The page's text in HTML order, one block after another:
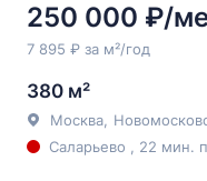
250 000 ₽/
7 895 ₽ за м²/год
380 м²
Москва
Саларьево , 22 мин.